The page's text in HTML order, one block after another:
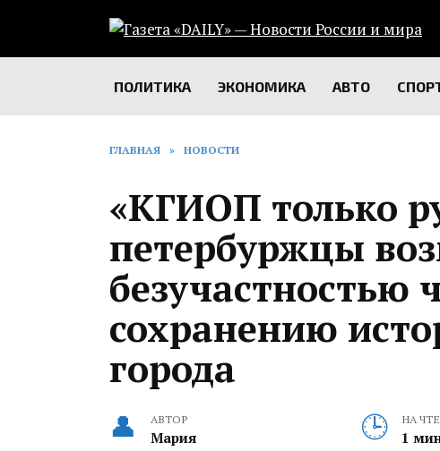
содержанию
ПОЛИТИКА ЭКОНОМИКА АВТО
ГЛАВНАЯ » НОВОСТИ
«КГИОП только
петербуржцы
безучастностью
сохранению
города
АВТОР
Мария
НА
1